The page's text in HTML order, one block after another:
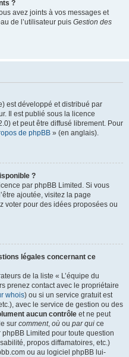
?
avez joints à vos messages et
de l’utilisateur puis Gestion des
est développé et distribué par
Il est publié sous la licence
et peut être diffusé librement. Pour
de phpBB » (en anglais).
?
par phpBB Limited. Si vous
ajoutée, visitez la page
voter pour des idées proposées ou
légales concernant ce
de la liste « L’équipe du
prenez contact avec le propriétaire
whois) ou si un service gratuit est
avec le service de gestion ou des
aucun contrôle et ne peut
sur comment, où ou par qui ce
Limited pour toute question
propos diffamatoires, etc.)
ou au logiciel phpBB lui-